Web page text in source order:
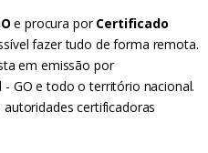
e procura porCertificado
fazer tudo de forma remota.
em emissão por
- GO e todo o território nacional.
autoridades certificadoras